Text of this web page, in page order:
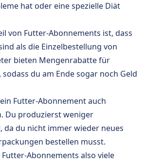
hat oder eine spezielle Diät
von Futter-Abonnements ist, dass
als die Einzelbestellung von
bieten Mengenrabatte für
du am Ende sogar noch Geld
Futter-Abonnement auch
Du produzierst weniger
da du nicht immer wieder neues
bestellen musst.
Abonnements also viele